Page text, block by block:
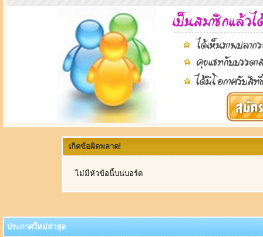
เกิดข้อผิดพลาด!
ไม่มีหัวข้อนี้บนบอร์ด
ประกาศใหม่ล่าสุด